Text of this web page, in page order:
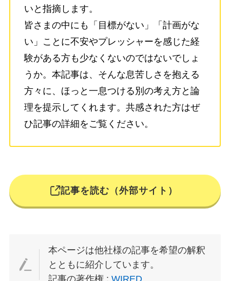
いと指摘します。
皆さまの中にも「目標がない」「計画がな
い」ことに不安やプレッシャーを感じた経
験がある方も少なくないのではないでしょ
うか。本記事は、そんな息苦しさを抱える
方々に、ほっと一息つける別の考え方と論
理を提示してくれます。共感された方はぜ
ひ記事の詳細をご覧ください。
記事を読む（外部サイト）
本ページは他社様の記事を希望の解釈
とともに紹介しています。